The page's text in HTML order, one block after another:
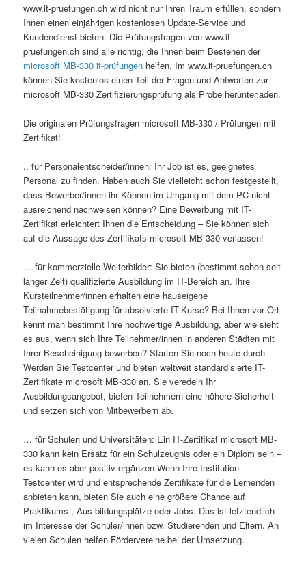
www.it-pruefungen.ch wird nicht nur Ihren Traum erfüllen, sondern
Ihnen einen einjährigen kostenlosen Update-Service und
Kundendienst bieten. Die Prüfungsfragen von www.it-
pruefungen.ch sind alle richtig, die Ihnen beim Bestehen der
microsoft MB-330 it-prüfungen helfen. Im www.it-pruefungen.ch
können Sie kostenlos einen Teil der Fragen und Antworten zur
microsoft MB-330 Zertifizierungsprüfung als Probe herunterladen.
Die originalen Prüfungsfragen microsoft MB-330 / Prüfungen mit
Zertifikat!
.. für Personalentscheider/innen: Ihr Job ist es, geeignetes
Personal zu finden. Haben auch Sie vielleicht schon festgestellt,
dass Bewerber/innen ihr Können im Umgang mit dem PC nicht
ausreichend nachweisen können? Eine Bewerbung mit IT-
Zertifikat erleichtert Ihnen die Entscheidung – Sie können sich
auf die Aussage des Zertifikats microsoft MB-330 verlassen!
… für kommerzielle Weiterbilder: Sie bieten (bestimmt schon seit
langer Zeit) qualifizierte Ausbildung im IT-Bereich an. Ihre
Kursteilnehmer/innen erhalten eine hauseigene
Teilnahmebestätigung für absolvierte IT-Kurse? Bei Ihnen vor Ort
kennt man bestimmt Ihre hochwertige Ausbildung, aber wie sieht
es aus, wenn sich Ihre Teilnehmer/innen in anderen Städten mit
Ihrer Bescheinigung bewerben? Starten Sie noch heute durch:
Werden Sie Testcenter und bieten weltweit standardisierte IT-
Zertifikate microsoft MB-330 an. Sie veredeln Ihr
Ausbildungsangebot, bieten Teilnehmern eine höhere Sicherheit
und setzen sich von Mitbewerbern ab.
… für Schulen und Universitäten: Ein IT-Zertifikat microsoft MB-
330 kann kein Ersatz für ein Schulzeugnis oder ein Diplom sein –
es kann es aber positiv ergänzen.Wenn Ihre Institution
Testcenter wird und entsprechende Zertifikate für die Lernenden
anbieten kann, bieten Sie auch eine größere Chance auf
Praktikums-, Aus-bildungsplätze oder Jobs. Das ist letztendlich
im Interesse der Schüler/innen bzw. Studierenden und Eltern. An
vielen Schulen helfen Fördervereine bei der Umsetzung.